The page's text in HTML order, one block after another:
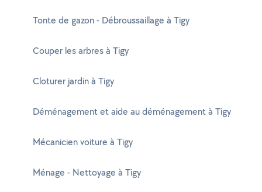
Tonte de gazon - Débroussaillage à Tigy
Couper les arbres à Tigy
Cloturer jardin à Tigy
Déménagement et aide au déménagement à Tigy
Mécanicien voiture à Tigy
Ménage - Nettoyage à Tigy